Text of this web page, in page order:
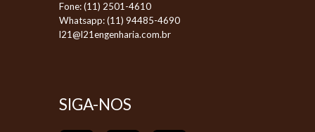
Fone: (11) 2501-4610
Whatsapp: (11) 94485-4690
l21@l21engenharia.com.br
SIGA-NOS